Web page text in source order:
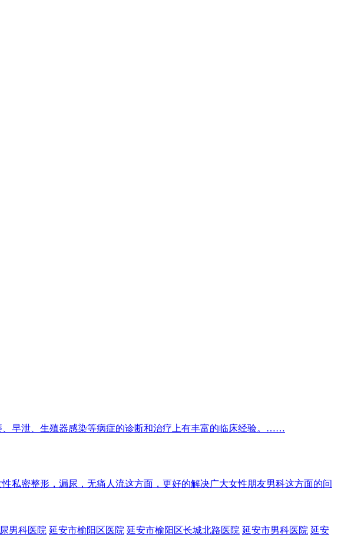
早泄、生殖器感染等病症的诊断和治疗上有丰富的临床经验。……
私密整形，漏尿，无痛人流这方面，更好的解决广大女性朋友男科这方面的问
男科医院 延安市榆阳区医院 延安市榆阳区长城北路医院 延安市男科医院 延安